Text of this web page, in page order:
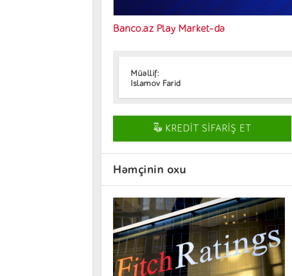
Banco.az Play Market-də
Müəllif:
Islamov Farid
KREDİT SİFARİŞ ET
Həmçinin oxu